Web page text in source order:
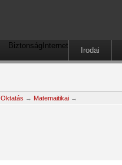
Biztonság Internet
Irodai
Oktatás → Matemaitikai →